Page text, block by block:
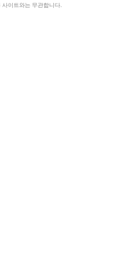
이트와는 무관합니다.